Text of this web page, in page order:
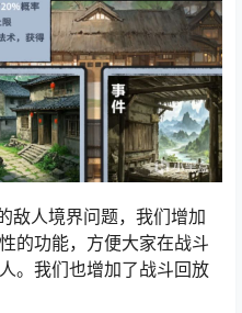
敌人境界问题，我们增加
的功能，方便大家在战斗
。我们也增加了战斗回放